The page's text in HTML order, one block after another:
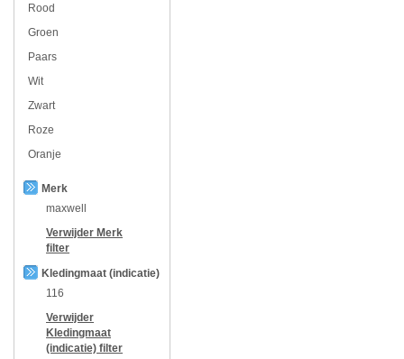
Rood
Groen
Paars
Wit
Zwart
Roze
Oranje
Merk
maxwell
Verwijder Merk
filter
Kledingmaat (indicatie)
116
Verwijder
Kledingmaat
(indicatie) filter